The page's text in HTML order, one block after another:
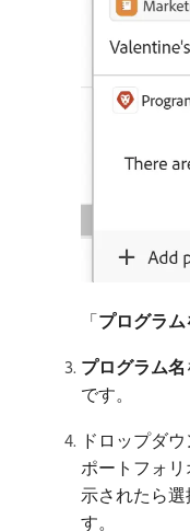
「プログラ
プログラム名
です。
ドロップダ
ポートフォ
示されたら
す。